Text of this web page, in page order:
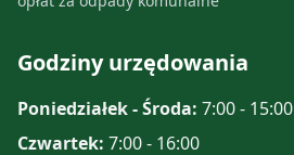
Godziny urzędowania
Poniedziałek - Środa: 7:00 - 15:00
Czwartek: 7:00 - 16:00